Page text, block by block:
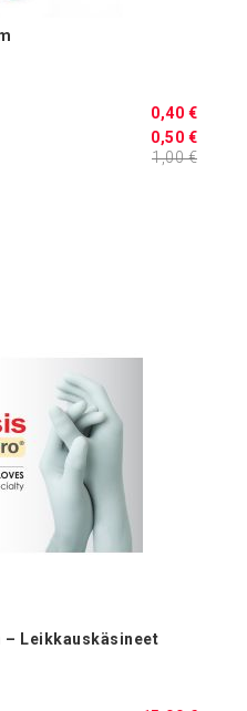
0,50 €
0,40 €
1,00 €
– Leikkauskäsineet